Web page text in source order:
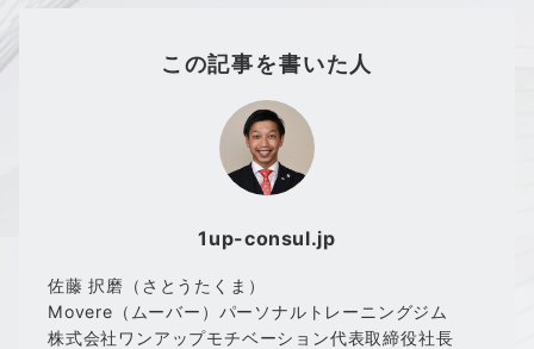
この記事を書いた人
1up-consul.jp
佐藤 択磨（さとうたくま）
Movere（ムーバー）パーソナルトレーニングジム
株式会社ワンアップモチベーション代表取締役社長